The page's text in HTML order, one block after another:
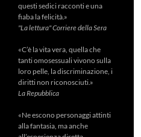
questi sedici racconti e una
fiaba la felicità.»
"La lettura" Corriere della Sera
«C’è la vita vera, quella che
tanti omosessuali vivono sulla
loro pelle, la discriminazione, i
diritti non riconosciuti.»
La Repubblica
«Ne escono personaggi attinti
alla fantasia, ma anche